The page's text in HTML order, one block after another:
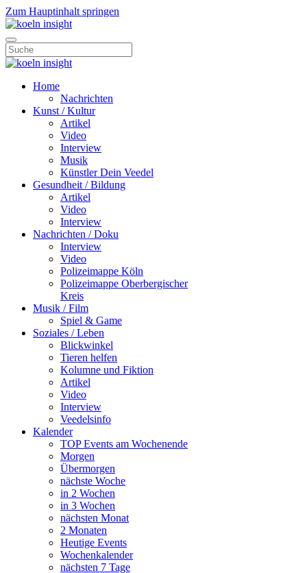
Zum Hauptinhalt springen
Home
Nachrichten
Kunst / Kultur
Artikel
Video
Interview
Musik
Künstler Dein Veedel
Gesundheit / Bildung
Artikel
Video
Interview
Nachrichten / Doku
Interview
Video
Polizeimappe Köln
Polizeimappe Oberbergischer
Kreis
Musik / Film
Spiel & Game
Soziales / Leben
Blickwinkel
Tieren helfen
Kolumne und Fiktion
Artikel
Video
Interview
Veedelsinfo
Kalender
TOP Events am Wochenende
Morgen
Übermorgen
nächste Woche
in 2 Wochen
in 3 Wochen
nächsten Monat
2 Monaten
Heutige Events
Wochenkalender
nächsten 7 Tage